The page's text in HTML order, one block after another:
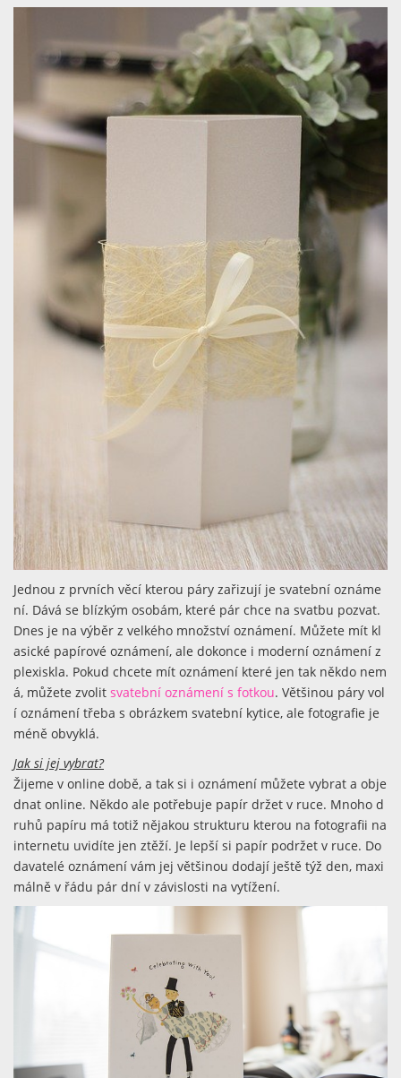
Jednou z prvních věcí kterou páry zařizují je svatební oznáme
ní. Dává se blízkým osobám, které pár chce na svatbu pozvat.
Dnes je na výběr z velkého množství oznámení. Můžete mít kl
asické papírové oznámení, ale dokonce i moderní oznámení z
plexiskla. Pokud chcete mít oznámení které jen tak někdo nem
á, můžete zvolit svatební oznámení s fotkou. Většinou páry vol
í oznámení třeba s obrázkem svatební kytice, ale fotografie je
méně obvyklá.
Jak si jej vybrat?
Žijeme v online době, a tak si i oznámení můžete vybrat a obje
dnat online. Někdo ale potřebuje papír držet v ruce. Mnoho d
ruhů papíru má totiž nějakou strukturu kterou na fotografii na
internetu uvidíte jen ztěží. Je lepší si papír podržet v ruce. Do
davatelé oznámení vám jej většinou dodají ještě týž den, maxi
málně v řádu pár dní v závislosti na vytížení.